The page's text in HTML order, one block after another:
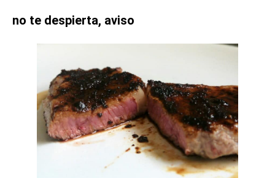
no te despierta, aviso